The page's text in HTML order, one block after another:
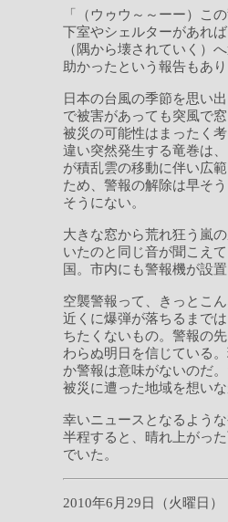
「（ウゥウ～～ーー）こ
下室やシェルターがあれ
（隅から壊されていく）
助かったという報告もあ
日本の台風の季節を思い
で被害があっても突風で
被災の可能性はまったく
違い突然発生する竜巻は
が積乱雲の移動に伴い広
ため、警報の解除は早そ
そうにない。
大きな窓から荒れ狂う嵐
いたのと同じ音が聞こえ
国。市内にも警報機が設
空襲警報って、きっとこ
近くに爆弾が落ちるまで
ちたくないもの。警報の
わらぬ明日を信じている
か警報は意味がないのだ
被災に遭った地域を想い
幸いニュースとなるよう
半程すると、晴れ上がっ
でいた。
2010年6月29日（火曜日）